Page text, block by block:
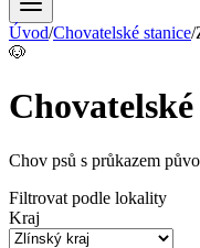
Úvod/Chovatelské stanice/
🐶
Chov psů s průkazem
Filtrovat podle lokality
Kraj